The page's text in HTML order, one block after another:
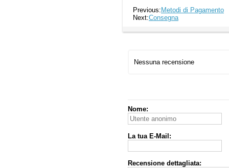
Previous: Metodi di Pagamento
Next:Consegna
Nessuna recensione
Nome:
La tua E-Mail:
Recensione dettagliata: